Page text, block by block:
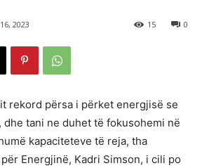
2023 0
15
rekord përsa i përket energjisë se
dhe tani ne duhet të fokusohemi në
kapaciteteve të reja, tha
Energjinë, Kadri Simson, i cili po